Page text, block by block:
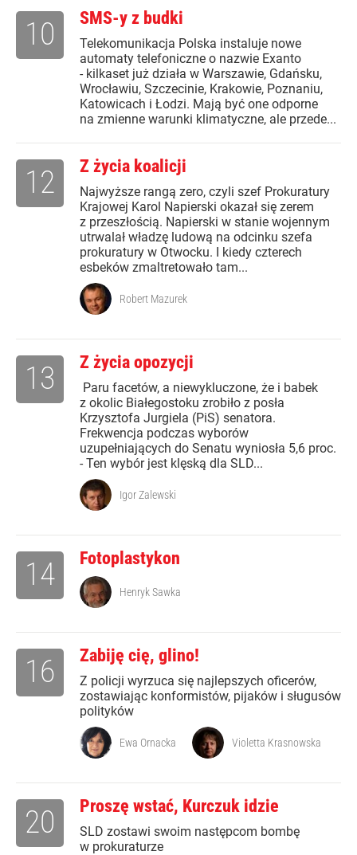
SMS-y z budki
Telekomunikacja Polska instaluje nowe
automaty telefoniczne o nazwie Exanto
- kilkaset już działa w Warszawie, Gdańsku,
Wrocławiu, Szczecinie, Krakowie, Poznaniu,
Katowicach i Łodzi. Mają być one odporne
na zmienne warunki klimatyczne, ale przede...
10
Z życia koalicji
Najwyższe rangą zero, czyli szef Prokuratury
Krajowej Karol Napierski okazał się zerem
z przeszłością. Napierski w stanie wojennym
utrwalał władzę ludową na odcinku szefa
prokuratury w Otwocku. I kiedy czterech
esbeków zmaltretowało tam...
12
Robert Mazurek
Z życia opozycji
Paru facetów, a niewykluczone, że i babek
z okolic Białegostoku zrobiło z posła
Krzysztofa Jurgiela (PiS) senatora.
Frekwencja podczas wyborów
uzupełniających do Senatu wyniosła 5,6 proc.
- Ten wybór jest klęską dla SLD...
13
Igor Zalewski
Fotoplastykon
14 Henryk Sawka
Zabiję cię, glino!
Z policji wyrzuca się najlepszych oficerów,
zostawiając konformistów, pijaków i sługusów
polityków
16
Ewa Ornacka Violetta Krasnowska
Proszę wstać, Kurczuk idzie
SLD zostawi swoim następcom bombę
w prokuraturze
20